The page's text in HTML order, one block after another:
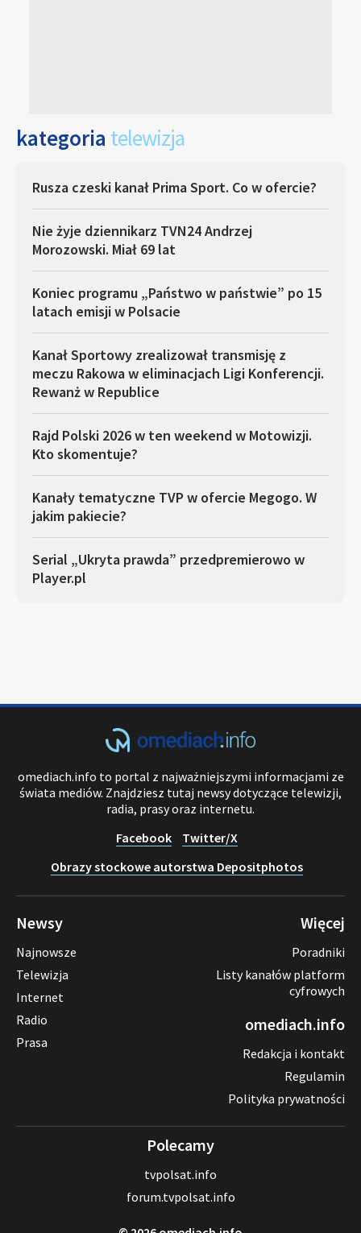
kategoria telewizja
Rusza czeski kanał Prima Sport. Co w ofercie?
Nie żyje dziennikarz TVN24 Andrzej
Morozowski. Miał 69 lat
Koniec programu „Państwo w państwie” po 15
latach emisji w Polsacie
Kanał Sportowy zrealizował transmisję z
meczu Rakowa w eliminacjach Ligi Konferencji.
Rewanż w Republice
Rajd Polski 2026 w ten weekend w Motowizji.
Kto skomentuje?
Kanały tematyczne TVP w ofercie Megogo. W
jakim pakiecie?
Serial „Ukryta prawda” przedpremierowo w
Player.pl
omediach.info to portal z najważniejszymi informacjami ze
świata mediów. Znajdziesz tutaj newsy dotyczące telewizji,
radia, prasy oraz internetu.
Facebook
Twitter/X
Obrazy stockowe autorstwa Depositphotos
Newsy
Najnowsze
Telewizja
Internet
Radio
Prasa
Więcej
Poradniki
Listy kanałów platform
cyfrowych
omediach.info
Redakcja i kontakt
Regulamin
Polityka prywatności
Polecamy
tvpolsat.info
forum.tvpolsat.info